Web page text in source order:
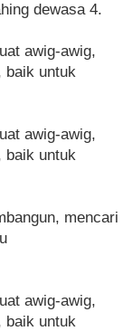
dewasa 4.
awig-awig,
baik untuk
awig-awig,
baik untuk
mencari
awig-awig,
baik untuk